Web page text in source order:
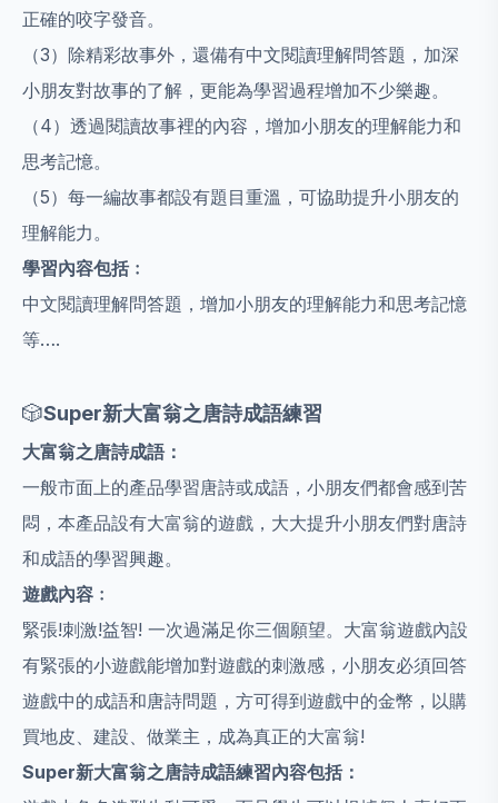
正確的咬字發音。
（3） 除精彩故事外，還備有中文閱讀理解問答題，加深
小朋友對故事的了解，更能為學習過程增加不少樂趣。
（4） 透過閱讀故事裡的內容，增加小朋友的理解能力和
思考記憶。
（5） 每一編故事都設有題目重溫，可協助提升小朋友的
理解能力。
學習內容包括﹕
中文閱讀理解問答題，增加小朋友的理解能力和思考記憶
等….
🎲Super新大富翁之唐詩成語練習
大富翁之唐詩成語：
一般市面上的產品學習唐詩或成語，小朋友們都會感到苦
悶，本產品設有大富翁的遊戲，大大提升小朋友們對唐詩
和成語的學習興趣。
遊戲內容﹕
緊張!刺激!益智! 一次過滿足你三個願望。大富翁遊戲內設
有緊張的小遊戲能增加對遊戲的刺激感，小朋友必須回答
遊戲中的成語和唐詩問題，方可得到遊戲中的金幣，以購
買地皮、建設、做業主，成為真正的大富翁!
Super新大富翁之唐詩成語練習內容包括：